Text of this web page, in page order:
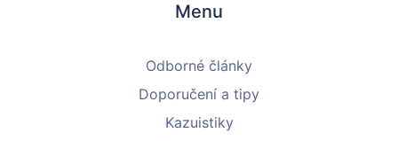
Menu
Odborné články
Doporučení a tipy
Kazuistiky